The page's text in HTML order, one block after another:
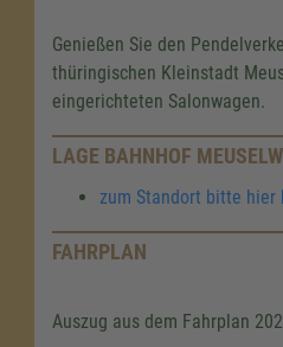
Genießen Sie den
thüringischen Kleinstadt
eingerichteten Salonwagen.
LAGE BAHNHOF
zum Standort bitte hier
FAHRPLAN
Auszug aus dem Fahrplan